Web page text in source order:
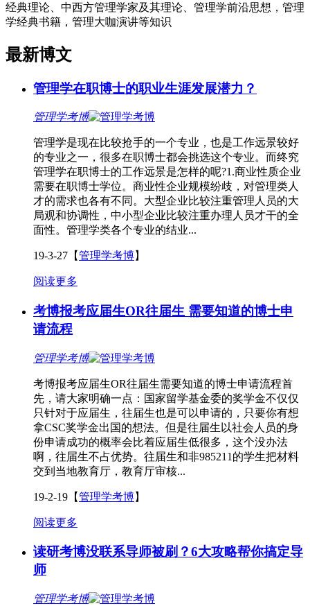
经典理论、中西方管理学家及其理论、管理学前沿思想，管理
学经典书籍，管理大咖演讲等知识
最新博文
管理学在职博士的职业生涯发展潜力？
管理学考博
管理学是现在比较抢手的一个专业，也是工作远景较好
的专业之一，很多在职博士都会挑选这个专业。而终究
管理学在职博士的工作远景是怎样的呢?1.商业性质企业
需要在职博士学位。商业性企业规模纷歧，对管理类人
才的需求也各有不同。大型企业比较注重管理人员的大
局观和协调性，中小型企业比较注重办理人员才干的全
面性。管理学类各个专业的结业...
19-3-27 【管理学考博】
阅读更多
考博报考应届生OR往届生 需要知道的博士申
请流程
管理学考博
考博报考应届生OR往届生需要知道的博士申请流程首
先，请大家明确一点：国家留学基金委的奖学金不仅仅
只针对于应届生，往届生也是可以申请的，只要你有想
拿CSC奖学金出国的想法。但是往届生以社会人员的身
份申请成功的概率会比着应届生低很多，这个没办法
啊，往届生不占优势。往届生和非985211的学生把材料
交到当地教育厅，教育厅审核...
19-2-19 【管理学考博】
阅读更多
读研考博没联系导师被刷？6大攻略帮你搞定导
师
管理学考博